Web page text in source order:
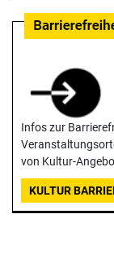
Infos zur
von Kultur-
KULTUR